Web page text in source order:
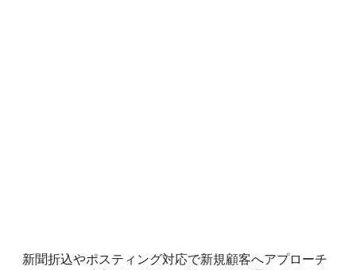
新聞折込やポスティング対応で新規顧客へアプローチ